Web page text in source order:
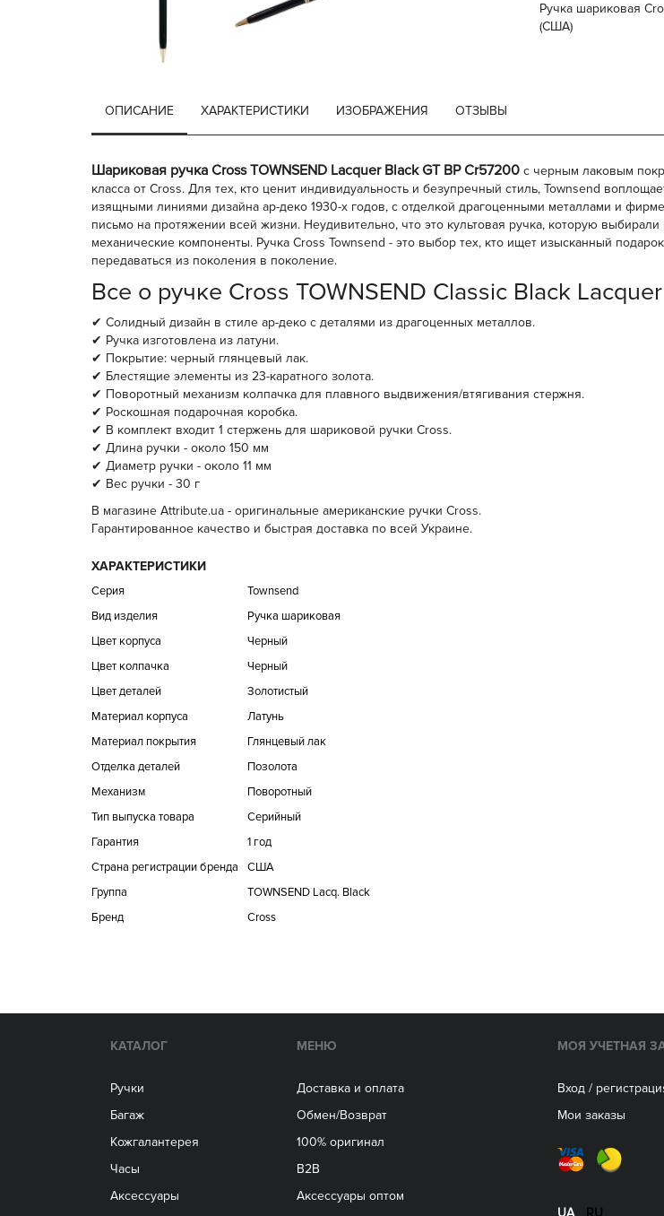
Ручка шариковая
(США)
ОПИСАНИЕ ХАРАКТЕРИСТИКИ ИЗОБРАЖЕНИЯ ОТЗЫВЫ
Шариковая ручка Cross TOWNSEND Lacquer Black GT BP Cr57200 с черным лаковым
класса от Cross. Для тех, кто ценит индивидуальность и безупречный стиль, Townsend
изящными линиями дизайна ар-деко 1930-х годов, с отделкой драгоценными металлами и
письмо на протяжении всей жизни. Неудивительно, что это культовая ручка, которую
механические компоненты. Ручка Cross Townsend - это выбор тех, кто ищет изысканный
передаваться из поколения в поколение.
Все о ручке Cross TOWNSEND Classic Black
✔ Солидный дизайн в стиле ар-деко с деталями из драгоценных металлов.
✔ Ручка изготовлена из латуни.
✔ Покрытие: черный глянцевый лак.
✔ Блестящие элементы из 23-каратного золота.
✔ Поворотный механизм колпачка для плавного выдвижения/втягивания стержня.
✔ Роскошная подарочная коробка.
✔ В комплект входит 1 стержень для шариковой ручки Cross.
✔ Длина ручки - около 150 мм
✔ Диаметр ручки - около 11 мм
✔ Вес ручки - 30 г
В магазине Аttribute.ua - оригинальные американские ручки Cross.
Гарантированное качество и быстрая доставка по всей Украине.
ХАРАКТЕРИСТИКИ
Серия
Townsend
Вид изделия
Ручка шариковая
Цвет корпуса
Черный
Цвет колпачка
Черный
Цвет деталей
Золотистый
Материал корпуса
Латунь
Материал покрытия
Глянцевый лак
Отделка деталей
Позолота
Механизм
Поворотный
Тип выпуска товара
Серийный
Гарантия
1 год
Страна регистрации бренда
США
Группа
TOWNSEND Lacq. Black
Бренд
Cross
КАТАЛОГ
Ручки
Багаж
Кожгалантерея
Часы
Аксессуары
МЕНЮ
Доставка и оплата
Обмен/Возврат
100% оригинал
B2B
Aксессуары оптом
МОЯ УЧЕТНАЯ
Вход /
Мои заказы
UA RU